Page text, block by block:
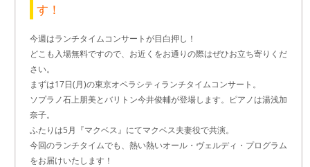
す！
今週はランチタイムコンサートが目白押し！
どこも入場無料ですので、お近くをお通りの際はぜひお立ち寄りくだ
さい。
まずは17日(月)の東京オペラシティランチタイムコンサート。
ソプラノ石上朋美とバリトン今井俊輔が登場します。ピアノは湯浅加
奈子。
ふたりは5月『マクベス』にてマクベス夫妻役で共演。
今回のランチタイムでも、熱い熱いオール・ヴェルディ・プログラム
をお届けいたします！